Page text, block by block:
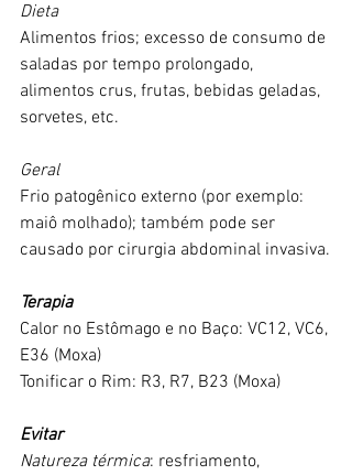
Dieta
Alimentos frios; excesso de consumo de
saladas por tempo prolongado,
alimentos crus, frutas, bebidas geladas,
sorvetes, etc.
Geral
Frio patogênico externo (por exemplo:
maiô molhado); também pode ser
causado por cirurgia abdominal invasiva.
Terapia
Calor no Estômago e no Baço: VC12, VC6,
E36 (Moxa)
Tonificar o Rim: R3, R7, B23 (Moxa)
Evitar
Natureza térmica: resfriamento,